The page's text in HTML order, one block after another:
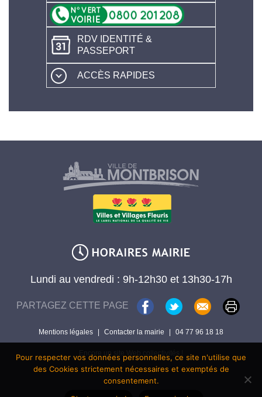
RDV IDENTITÉ &
PASSEPORT
ACCÈS RAPIDES
Lundi au vendredi : 9h-12h30 et 13h30-17h
PARTAGEZ CETTE PAGE
Mentions légales | Contacter la mairie | 04 77 96 18 18
Encore un site Web collectivités !
Pour respecter vos données personnelles, ce site n'utilise que
des Cookies strictement nécessaires et exemptés de
consentement.